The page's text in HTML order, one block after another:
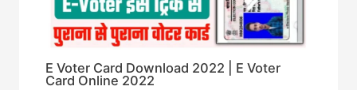
E Voter Card Download 2022 | E Voter
Card Online 2022